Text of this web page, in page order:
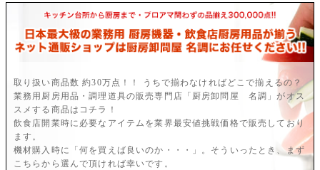
取り扱い商品数 約30万点！！ うちで揃わなければどこで揃えるの？
業務用厨房用品・調理道具の販売専門店「厨房卸問屋 名調」がオス
スメする商品はコチラ！
飲食店開業時に必要なアイテムを業界最安値挑戦価格で販売しており
ます。
機材購入時に「何を買えば良いのか・・・」。そういったとき、まず
こちらから選んで頂ければ幸いです。